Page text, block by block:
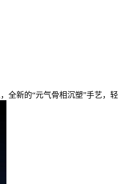
全新的“元气骨相沉塑”手艺，轻